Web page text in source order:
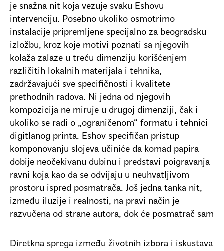
je snažna nit koja vezuje svaku Eshovu
intervenciju. Posebno ukoliko osmotrimo
instalacije pripremljene specijalno za beogradsku
izložbu, kroz koje motivi poznati sa njegovih
kolaža zalaze u treću dimenziju korišćenjem
različitih lokalnih materijala i tehnika,
zadržavajući sve specifičnosti i kvalitete
prethodnih radova. Ni jedna od njegovih
kompozicija ne miruje u drugoj dimenziji, čak i
ukoliko se radi o „ograničenom“ formatu i tehnici
digitlanog printa. Eshov specifičan pristup
komponovanju slojeva učiniće da komad papira
dobije neočekivanu dubinu i predstavi poigravanja
ravni koja kao da se odvijaju u neuhvatljivom
prostoru ispred posmatrača. Još jedna tanka nit,
između iluzije i realnosti, na pravi način je
razvučena od strane autora, dok će posmatrač sam
Diretkna sprega između životnih izbora i iskustava